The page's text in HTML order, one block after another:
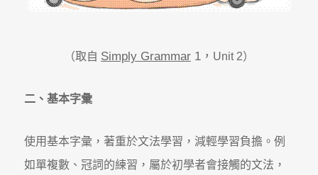
（取自 Simply Grammar1， Unit 2）
二、基本字彙
使用基本字彙，著重於文法學習，減輕學習負擔。例
如單複數、冠詞的練習，屬於初學者會接觸的文法，